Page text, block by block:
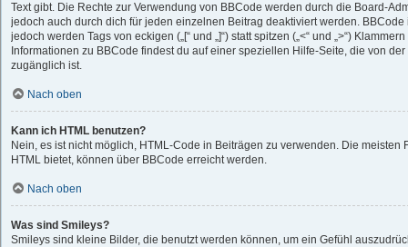
Text gibt. Die Rechte zur Verwendung von BBCode werden durch die Board-
jedoch auch durch dich für jeden einzelnen Beitrag deaktiviert werden.
jedoch werden Tags von eckigen („[“ und „]“) statt spitzen („<“ und „>“)
Informationen zu BBCode findest du auf einer speziellen Hilfe-Seite, die von
zugänglich ist.
Nach oben
Kann ich HTML benutzen?
Nein, es ist nicht möglich, HTML-Code in Beiträgen zu verwenden. Die meisten
HTML bietet, können über BBCode erreicht werden.
Nach oben
Was sind Smileys?
Smileys sind kleine Bilder, die benutzt werden können, um ein Gefühl